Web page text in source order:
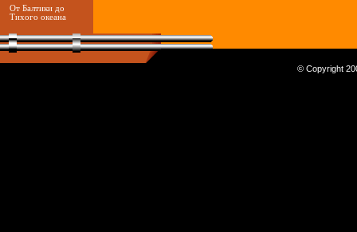
От Балтики до
Тихого океана
© Copyright